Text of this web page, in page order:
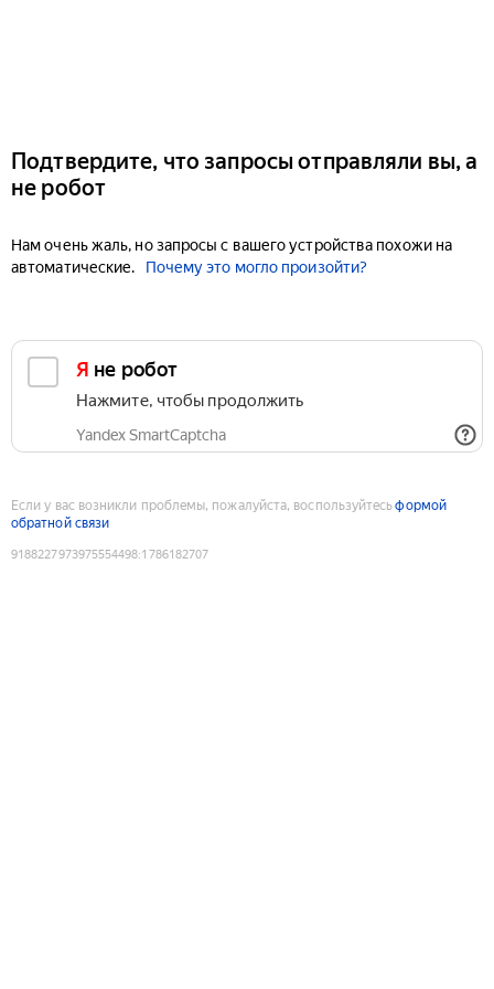
Подтвердите, что запросы отправляли вы, а
не робот
Нам очень жаль, но запросы с вашего устройства похожи на
автоматические.
Почему это могло произойти?
Я не робот
Нажмите, чтобы продолжить
Yandex SmartCaptcha
Если у вас возникли проблемы, пожалуйста, воспользуйтесьформой
обратной связи
9188227973975554498:1786182707